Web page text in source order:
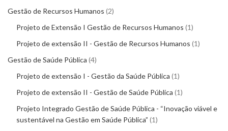
Gestão de Recursos Humanos 2
Projeto de Extensão I Gestão de Recursos Humanos 1
Projeto de extensão II - Gestão de Recursos Humanos 1
Gestão de Saúde Pública 4
Projeto de extensão I - Gestão da Saúde Pública 1
Projeto de extensão II - Gestão de Saúde Pública 1
Projeto Integrado Gestão de Saúde Pública - “Inovação viável e
sustentável na Gestão em Saúde Pública” 1